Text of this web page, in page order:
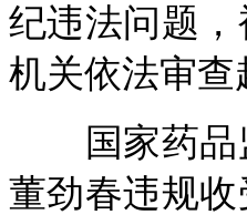
纪违法问题
机关依法审查
国家药品监
董劲春违规